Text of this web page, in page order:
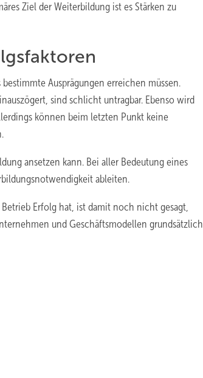
Ziel der Weiterbildung ist es Stärken zu
Ausprägungen erreichen müssen.
sind schlicht untragbar. Ebenso wird
können beim letzten Punkt keine
ansetzen kann. Bei aller Bedeutung eines
ableiten.
Erfolg hat, ist damit noch nicht gesagt,
und Geschäftsmodellen grundsätzlich